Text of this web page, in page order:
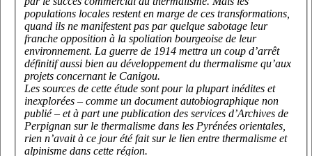
populations locales restent en marge de ces transformations,
quand ils ne manifestent pas par quelque sabotage leur
franche opposition à la spoliation bourgeoise de leur
environnement. La guerre de 1914 mettra un coup d’arrêt
définitif aussi bien au développement du thermalisme qu’aux
projets concernant le Canigou.
Les sources de cette étude sont pour la plupart inédites et
inexplorées – comme un document autobiographique non
publié – et à part une publication des services d’Archives de
Perpignan sur le thermalisme dans les Pyrénées orientales,
rien n’avait à ce jour été fait sur le lien entre thermalisme et
alpinisme dans cette région.